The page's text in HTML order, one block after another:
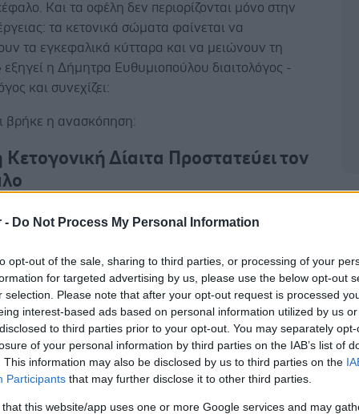
- Do Not Process My Personal Information
opt-out of the sale, sharing to third parties, or processing of your
for targeted advertising by us, please use the below opt-out
selection. Please note that after your opt-out request is processed
interest-based ads based on personal information utilized by us
to third parties prior to your opt-out. You may separately
of your personal information by third parties on the IAB’s list of
This information may also be disclosed by us to third parties on the
Participants that may further disclose it to other third parties.
that this website/app uses one or more Google services and may
Και τα οφέλη δεν περιορίζονται μόνο στην
τα κετονικά σώματα φαίνεται να
τα εγκεφαλικά κύτταρα και να μειώνουν τη
η Δήμητρα Ευθυμιοπούλου διαιτολόγος -
και συνεχίζει:
βρήκε η ανασκόπηση:
Δίαιτα Προστατεύει τον
λίπος αντί για σάκχαρο. Αυτό
την παραγωγή ενέργειας στα εγκεφαλικά κύτταρα.
τη βλάβη που προκαλούν οξειδωτικά μόρια.
τη φλεγμονή στον εγκέφαλο.
την επιδιόρθωση και ανάπτυξη των
κυττάρων.
μνήμη και τη μάθηση μέσω αύξησης ωφέλιμων
όπως ο BDNF (Brain-Derived Neurotrophic